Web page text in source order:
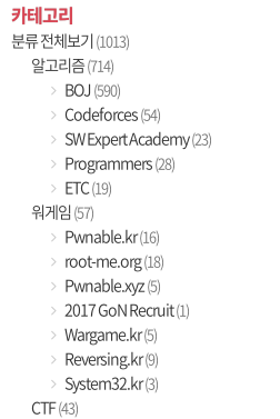
카테고리
분류 전체보기(1013)
알고리즘(714)
BOJ (590)
Codeforces(54)
SW Expert Academy(23)
Programmers(28)
ETC(19)
워게임(57)
Pwnable.kr(16)
root-me.org(18)
Pwnable.xyz(5)
2017 GoN Recruit(1)
Wargame.kr(5)
Reversing.kr(9)
System32.kr(3)
CTF(43)